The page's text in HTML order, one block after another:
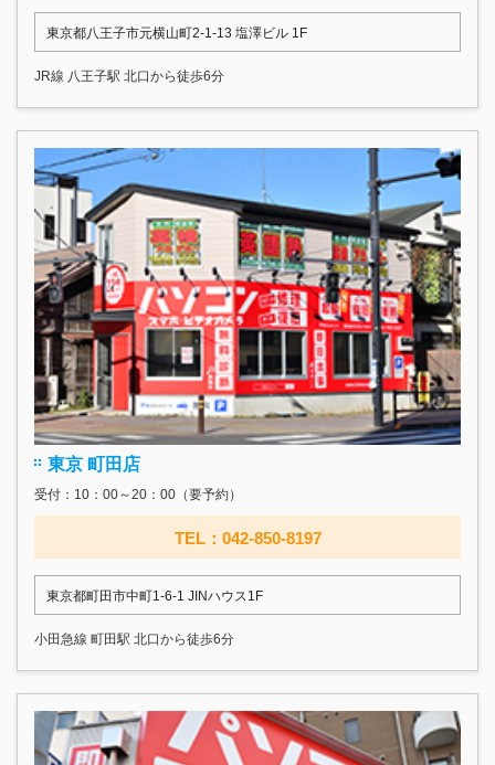
東京都八王子市元横山町2-1-13 塩澤ビル 1F
JR線 八王子駅 北口から徒歩6分
東京 町田店
受付：10：00～20：00（要予約）
TEL：042-850-8197
東京都町田市中町1-6-1 JINハウス1F
小田急線 町田駅 北口から徒歩6分